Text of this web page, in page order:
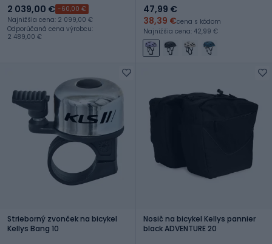
2 039,00 € -60,00 €
Najnižšia cena: 2 099,00 €
Odporúčaná cena výrobcu:
2 489,00 €
47,99 €
38,39 €cena s kódom
Najnižšia cena: 42,99 €
Strieborný zvonček na bicykel
Kellys Bang 10
Nosič na bicykel Kellys pannier
black ADVENTURE 20